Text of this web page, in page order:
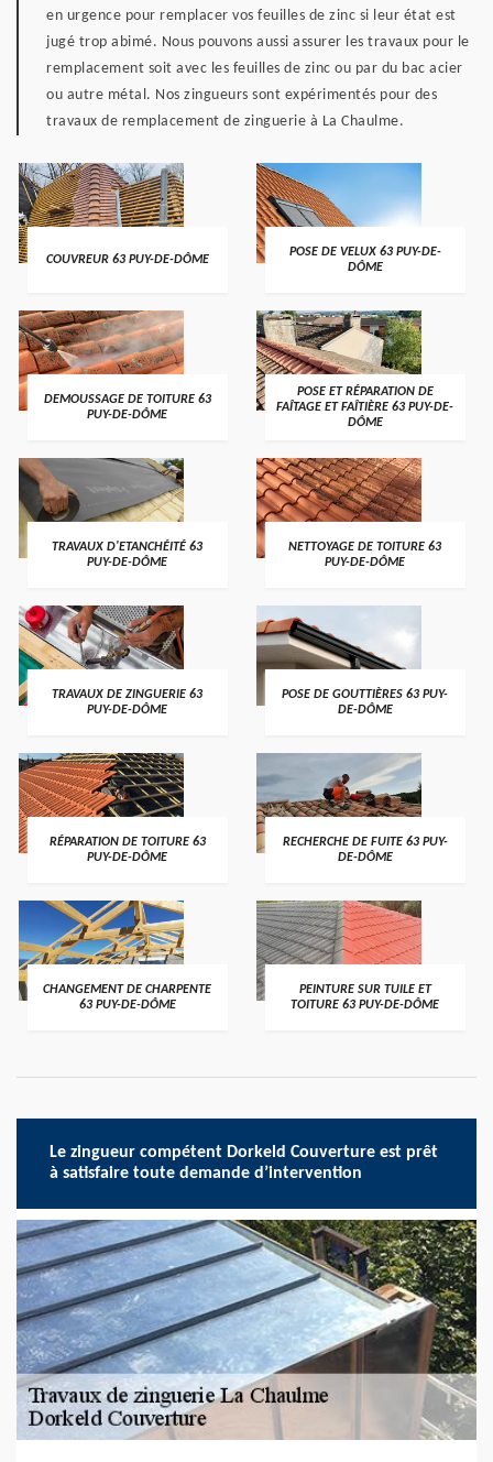
en urgence pour remplacer vos feuilles de zinc si leur état est
jugé trop abimé. Nous pouvons aussi assurer les travaux pour le
remplacement soit avec les feuilles de zinc ou par du bac acier
ou autre métal. Nos zingueurs sont expérimentés pour des
travaux de remplacement de zinguerie à La Chaulme.
COUVREUR 63 PUY-DE-DÔME
POSE DE VELUX 63 PUY-DE-
DÔME
DEMOUSSAGE DE TOITURE 63
PUY-DE-DÔME
POSE ET RÉPARATION DE
FAÎTAGE ET FAÎTIÈRE 63 PUY-DE-
DÔME
TRAVAUX D'ETANCHÉITÉ 63
PUY-DE-DÔME
NETTOYAGE DE TOITURE 63
PUY-DE-DÔME
TRAVAUX DE ZINGUERIE 63
PUY-DE-DÔME
POSE DE GOUTTIÈRES 63 PUY-
DE-DÔME
RÉPARATION DE TOITURE 63
PUY-DE-DÔME
RECHERCHE DE FUITE 63 PUY-
DE-DÔME
CHANGEMENT DE CHARPENTE
63 PUY-DE-DÔME
PEINTURE SUR TUILE ET
TOITURE 63 PUY-DE-DÔME
Le zingueur compétent Dorkeld Couverture est prêt
à satisfaire toute demande d’intervention